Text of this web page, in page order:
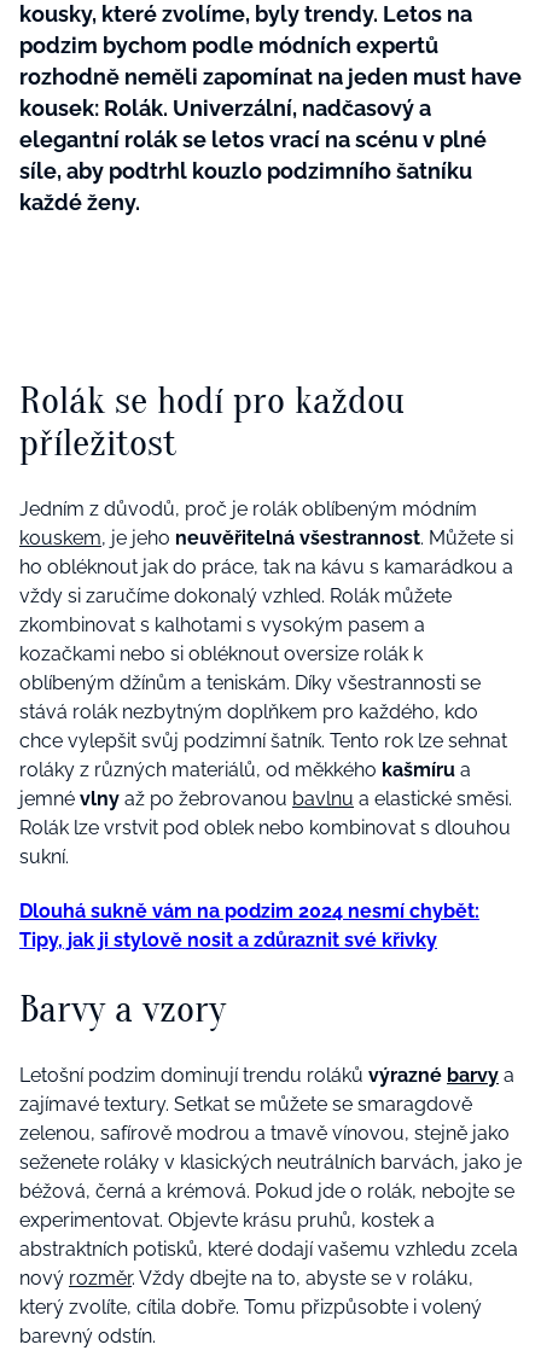
kousky, které zvolíme, byly trendy. Letos na
podzim bychom podle módních expertů
rozhodně neměli zapomínat na jeden must have
kousek: Rolák. Univerzální, nadčasový a
elegantní rolák se letos vrací na scénu v plné
síle, aby podtrhl kouzlo podzimního šatníku
každé ženy.
Rolák se hodí pro každou
příležitost
Jedním z důvodů, proč je rolák oblíbeným módním
kouskem, je jeho neuvěřitelná všestrannost. Můžete si
ho obléknout jak do práce, tak na kávu s kamarádkou a
vždy si zaručíme dokonalý vzhled. Rolák můžete
zkombinovat s kalhotami s vysokým pasem a
kozačkami nebo si obléknout oversize rolák k
oblíbeným džínům a teniskám. Díky všestrannosti se
stává rolák nezbytným doplňkem pro každého, kdo
chce vylepšit svůj podzimní šatník. Tento rok lze sehnat
roláky z různých materiálů, od měkkého kašmíru a
jemné vlny až po žebrovanou bavlnu a elastické směsi.
Rolák lze vrstvit pod oblek nebo kombinovat s dlouhou
sukní.
Dlouhá sukně vám na podzim 2024 nesmí chybět:
Tipy, jak ji stylově nosit a zdůraznit své křivky
Barvy a vzory
Letošní podzim dominují trendu roláků výrazné barvy a
zajímavé textury. Setkat se můžete se smaragdově
zelenou, safírově modrou a tmavě vínovou, stejně jako
seženete roláky v klasických neutrálních barvách, jako je
béžová, černá a krémová. Pokud jde o rolák, nebojte se
experimentovat. Objevte krásu pruhů, kostek a
abstraktních potisků, které dodají vašemu vzhledu zcela
nový rozměr. Vždy dbejte na to, abyste se v roláku,
který zvolíte, cítila dobře. Tomu přizpůsobte i volený
barevný odstín.